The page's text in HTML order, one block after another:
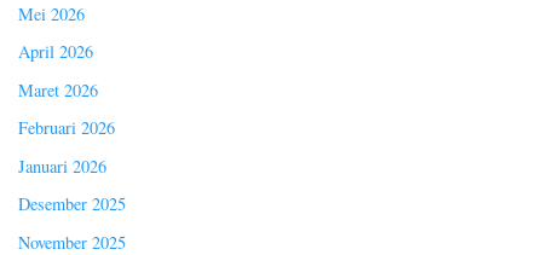
Mei 2026
April 2026
Maret 2026
Februari 2026
Januari 2026
Desember 2025
November 2025